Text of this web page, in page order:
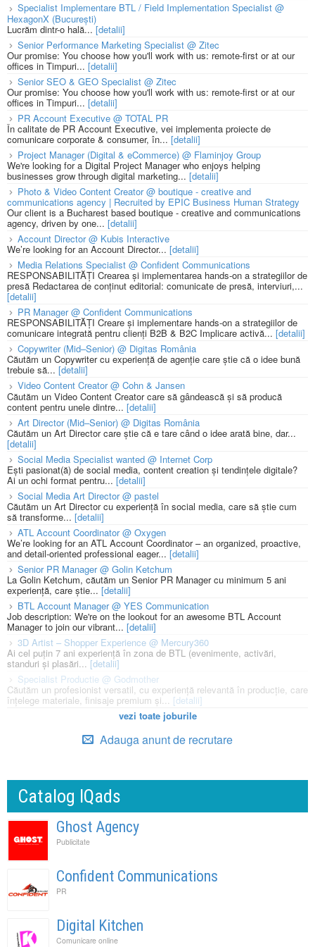
Specialist Implementare BTL / Field Implementation Specialist @
HexagonX (București)
Lucrăm dintr-o hală...[detalii]
Senior Performance Marketing Specialist @ Zitec
Our promise: You choose how you'll work with us: remote-first or at our
offices in Timpuri... [detalii]
Senior SEO & GEO Specialist @ Zitec
Our promise: You choose how you'll work with us: remote-first or at our
offices in Timpuri... [detalii]
PR Account Executive @ TOTAL PR
În calitate de PR Account Executive, vei implementa proiecte de
comunicare corporate & consumer, în... [detalii]
Project Manager (Digital & eCommerce) @ Flaminjoy Group
We're looking for a Digital Project Manager who enjoys helping
businesses grow through digital marketing... [detalii]
Photo & Video Content Creator @ boutique - creative and
communications agency | Recruited by EPIC Business Human Strategy
Our client is a Bucharest based boutique - creative and communications
agency, driven by one... [detalii]
Account Director @ Kubis Interactive
We’re looking for an Account Director... [detalii]
Media Relations Specialist @ Confident Communications
RESPONSABILITĂȚI Crearea și implementarea hands-on a strategiilor de
presă Redactarea de conținut editorial: comunicate de presă, interviuri,...
[detalii]
PR Manager @ Confident Communications
RESPONSABILITĂȚI Creare și implementare hands-on a strategiilor de
comunicare integrată pentru clienți B2B & B2C Implicare activă... [detalii]
Copywriter (Mid–Senior) @ Digitas România
Căutăm un Copywriter cu experiență de agenție care știe că o idee bună
trebuie să... [detalii]
Video Content Creator @ Cohn & Jansen
Căutăm un Video Content Creator care să gândească și să producă
content pentru unele dintre... [detalii]
Art Director (Mid–Senior) @ Digitas România
Căutăm un Art Director care știe că e tare când o idee arată bine, dar...
[detalii]
Social Media Specialist wanted @ Internet Corp
Ești pasionat(ă) de social media, content creation și tendințele digitale?
Ai un ochi format pentru... [detalii]
Social Media Art Director @ pastel
Căutăm un Art Director cu experiență în social media, care să știe cum
să transforme... [detalii]
ATL Account Coordinator @ Oxygen
We’re looking for an ATL Account Coordinator – an organized, proactive,
and detail-oriented professional eager... [detalii]
Senior PR Manager @ Golin Ketchum
La Golin Ketchum, căutăm un Senior PR Manager cu minimum 5 ani
experiență, care știe... [detalii]
BTL Account Manager @ YES Communication
Job description: We're on the lookout for an awesome BTL Account
Manager to join our vibrant... [detalii]
3D Artist – Shopper Experience @ Mercury360
Ai cel puțin 7 ani experiență în zona de BTL (evenimente, activări,
standuri și plasări... [detalii]
Specialist Productie @ Godmother
Căutăm un profesionist versatil, cu experiență relevantă în producție, care
înțelege materiale, finisaje premium și... [detalii]
vezi toate joburile
Adauga anunt de recrutare
Catalog IQads
Ghost Agency
Publicitate
Confident Communications
PR
Digital Kitchen
Comunicare online